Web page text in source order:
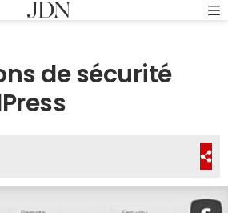
de sécurité